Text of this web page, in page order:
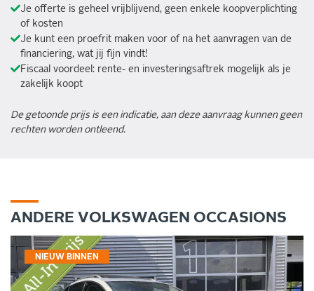
Je offerte is geheel vrijblijvend, geen enkele koopverplichting
of kosten
Je kunt een proefrit maken voor of na het aanvragen van de
financiering, wat jij fijn vindt!
Fiscaal voordeel: rente- en investeringsaftrek mogelijk als je
zakelijk koopt
De getoonde prijs is een indicatie, aan deze aanvraag kunnen geen
rechten worden ontleend.
ANDERE VOLKSWAGEN OCCASIONS
NIEUW BINNEN